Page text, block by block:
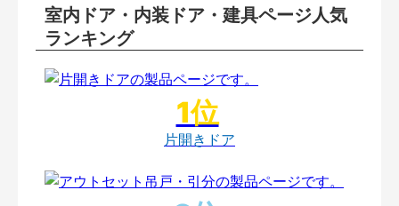
室内ドア・内装ドア・建具ページ人気
ランキング
片開きドア